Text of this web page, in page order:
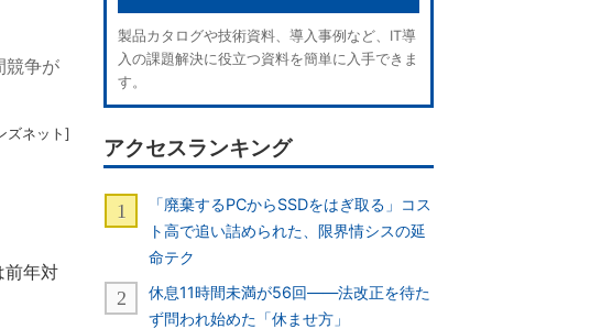
競争が
ズネット ]
前年対
製品カタログや技術資料、導入事例など、IT導
入の課題解決に役立つ資料を簡単に入手できま
す。
アクセスランキング
「廃棄するPCからSSDをはぎ取る」コス
ト高で追い詰められた、限界情シスの延
命テク
休息11時間未満が56回――法改正を待た
ず問われ始めた「休ませ方」